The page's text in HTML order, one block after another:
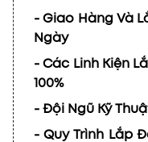
- Giao Hàng Và
Ngày
- Các Linh Kiện
100%
- Đội Ngũ Kỹ
- Quy Trình Lắp